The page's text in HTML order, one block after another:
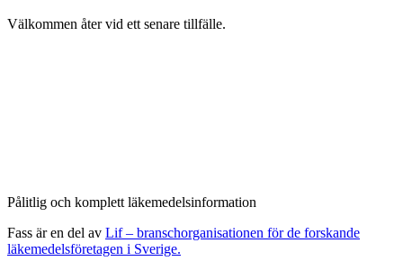
Välkommen åter vid ett senare tillfälle.
Pålitlig och komplett läkemedelsinformation
Fass är en del av Lif – branschorganisationen för de forskande
läkemedelsföretagen i Sverige.